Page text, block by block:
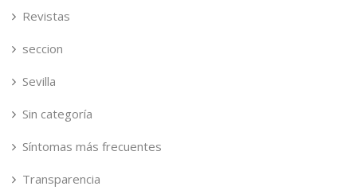
Revistas
seccion
Sevilla
Sin categoría
Síntomas más frecuentes
Transparencia